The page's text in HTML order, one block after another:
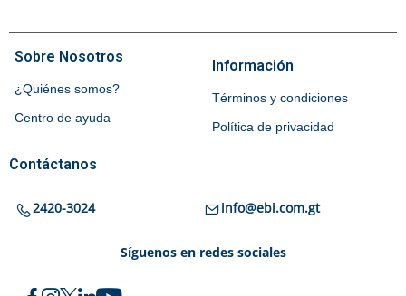
Sobre Nosotros
¿Quiénes somos?
Centro de ayuda
Información
Términos y condiciones
Política de privacidad
Contáctanos
2420-3024 info@ebi.com.gt
Síguenos en redes sociales